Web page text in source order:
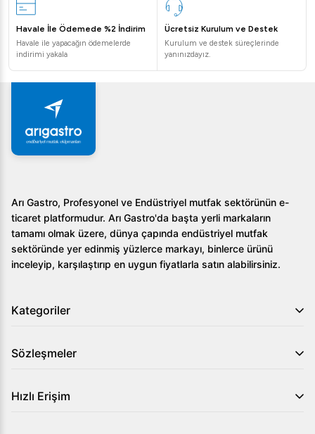
seçmesindeki ana etkenler arasındadır.
Sıkça Sorulan Sorular
SGS PM 60 Planet Mikser 2,2 kW güç tüketimiyle
çalışmaktadır. Fiyatlandırma ve enerji verimliliği konusunda
detaylı bilgi için satış temsilcilerimize danışabilirsiniz.
Standart aksesuarlar arasında köpük çırpıcı, hamur kancası
ve çırpıcı bulunmaktadır. Ayrıca isteğe bağlı olarak dijital
kontrol paneli takılabilir.
Mikserin güvenlik özellikleri nelerdir?
amacıyla standart güvenlik sensörleri ile donatılmıştır.
profesyonel mutfaklarınızda kaliteyi ve güvenliği bir araya
için, hemen bizimle iletişime geçin veya web sitemizi
ziyaret edin!
Havale İle Ödemede %2 İndirim
Havale ile yapacağın ödemelerde
indirimi yakala
Ücretsiz Kurulum ve Destek
Kurulum ve destek süreçlerinde
yanınızdayız.
Arı Gastro, Profesyonel ve Endüstriyel mutfak sektörünün e-
ticaret platformudur. Arı Gastro'da başta yerli markaların
tamamı olmak üzere, dünya çapında endüstriyel mutfak
sektöründe yer edinmiş yüzlerce markayı, binlerce ürünü
inceleyip, karşılaştırıp en uygun fiyatlarla satın alabilirsiniz.
Kategoriler
Sözleşmeler
Hızlı Erişim